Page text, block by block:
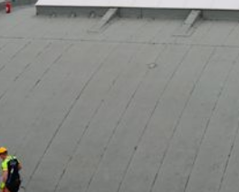
Oud-Turnhout, Antwerpen